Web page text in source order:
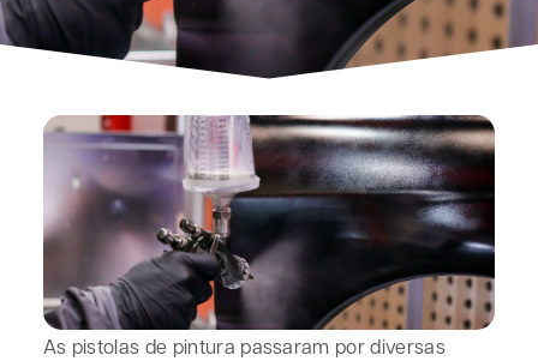
As pistolas de pintura passaram por diversas